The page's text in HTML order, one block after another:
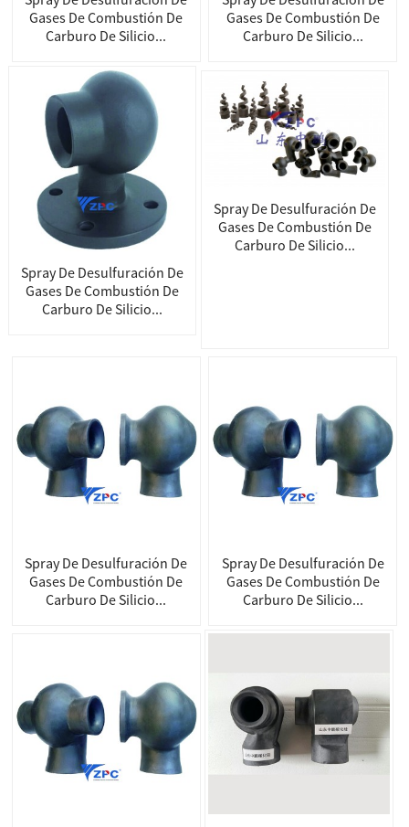
Gases De Combustión De
Carburo De Silicio...
Gases De Combustión De
Carburo De Silicio...
Spray De Desulfuración De
Gases De Combustión De
Carburo De Silicio...
Spray De Desulfuración De
Gases De Combustión De
Carburo De Silicio...
Spray De Desulfuración De
Gases De Combustión De
Carburo De Silicio...
Spray De Desulfuración De
Gases De Combustión De
Carburo De Silicio...